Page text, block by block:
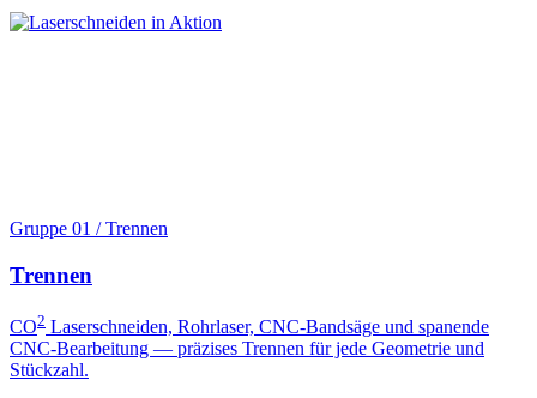
Gruppe 01 / Trennen
Trennen
CO2 Laserschneiden, Rohrlaser, CNC-Bandsäge und spanende
CNC-Bearbeitung — präzises Trennen für jede Geometrie und
Stückzahl.